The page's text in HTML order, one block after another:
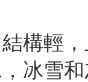
結構
，冰